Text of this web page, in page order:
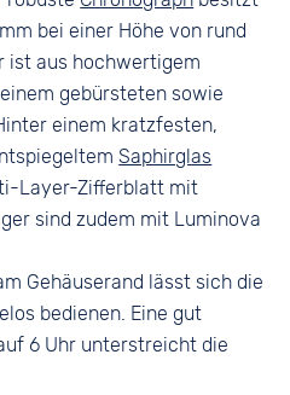
bei einer Höhe von rund
ist aus hochwertigem
gebürsteten sowie
einem kratzfesten,
Saphirglas
Layer-Zifferblatt mit
sind zudem mit Luminova
Gehäuserand lässt sich die
bedienen. Eine gut
6 Uhr unterstreicht die